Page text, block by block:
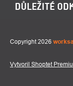
DŮLEŽITÉ
Vytvoril Shoptet
Copyright 2026